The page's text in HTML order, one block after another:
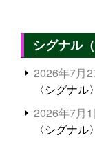
シグナル
2026年7月
〈シグナ
2026年7月1
〈シグナ